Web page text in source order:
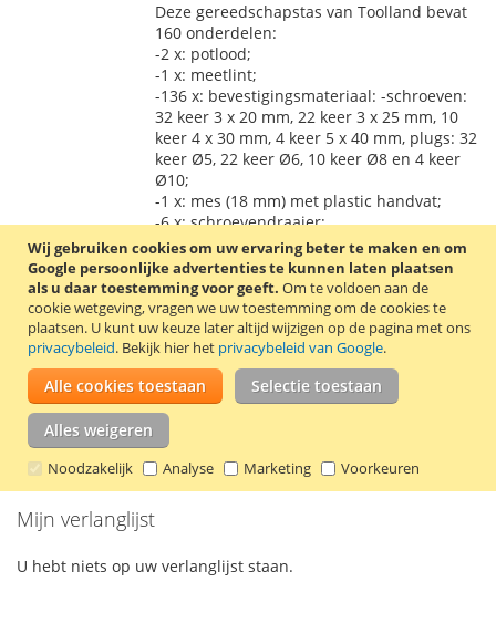
Wij gebruiken cookies om uw ervaring beter te maken en om
Google persoonlijke advertenties te kunnen laten plaatsen
als u daar toestemming voor geeft. Om te voldoen aan de
cookie wetgeving, vragen we uw toestemming om de cookies te
plaatsen. U kunt uw keuze later altijd wijzigen op de pagina met ons
privacybeleid. Bekijk hier het privacybeleid van Google.
Alle cookies toestaan Selectie toestaan
Alles weigeren
Noodzakelijk Analyse Marketing Voorkeuren
AAN
VERLANGLIJST
TE
VERGELIJKEN
Deze gereedschapstas van Toolland bevat
160 onderdelen:
-2 x: potlood;
-1 x: meetlint;
-136 x: bevestigingsmateriaal: -schroeven:
32 keer 3 x 20 mm, 22 keer 3 x 25 mm, 10
keer 4 x 30 mm, 4 keer 5 x 40 mm, plugs: 32
keer Ø5, 22 keer Ø6, 10 keer Ø8 en 4 keer
Ø10;
-1 x: mes (18 mm) met plastic handvat;
-6 x: schroevendraaier;
-1 x: handzaag;
-1 x: moersleutel (8 inch);
-1 x: combinatietang (165 mm);
-1 x: zijkniptang (165 mm);
-1 x: gebogen punttang (165 mm);
-1 x: hamer met houten steel (200 g);
-1 x: gereedschapstas;
-8 x: inbussleutel.Lees verder
Mijn verlanglijst
U hebt niets op uw verlanglijst staan.